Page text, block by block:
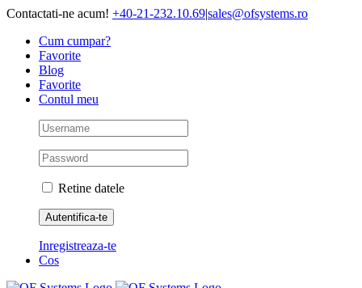
Skip
content
Contactati-ne acum! +40-21-232.10.69|sales@ofsystems.ro
Cum cumpar?
Favorite
Blog
Favorite
Contul meu
Retine datele
Inregistreaza-te
Cos